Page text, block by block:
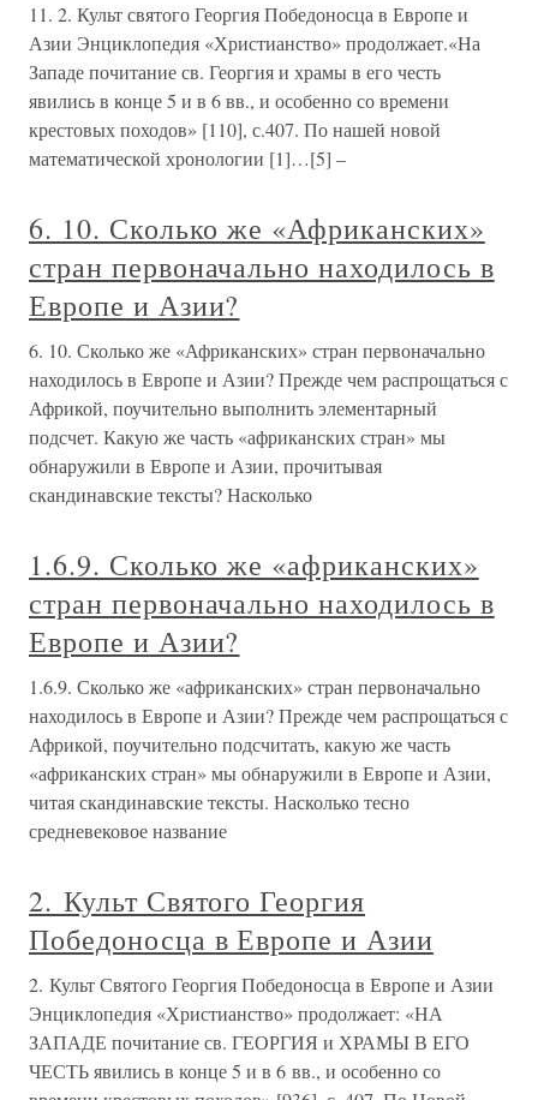
11. 2. Культ святого Георгия Победоносца в Европе и
Азии Энциклопедия «Христианство» продолжает.«На
Западе почитание св. Георгия и храмы в его честь
явились в конце 5 и в 6 вв., и особенно со времени
крестовых походов» [110], с.407. По нашей новой
математической хронологии [1]…[5] –
6. 10. Сколько же «Африканских»
стран первоначально находилось в
Европе и Азии?
6. 10. Сколько же «Африканских» стран первоначально
находилось в Европе и Азии? Прежде чем распрощаться с
Африкой, поучительно выполнить элементарный
подсчет. Какую же часть «африканских стран» мы
обнаружили в Европе и Азии, прочитывая
скандинавские тексты? Насколько
1.6.9. Сколько же «африканских»
стран первоначально находилось в
Европе и Азии?
1.6.9. Сколько же «африканских» стран первоначально
находилось в Европе и Азии? Прежде чем распрощаться с
Африкой, поучительно подсчитать, какую же часть
«африканских стран» мы обнаружили в Европе и Азии,
читая скандинавские тексты. Насколько тесно
средневековое название
2. Культ Святого Георгия
Победоносца в Европе и Азии
2. Культ Святого Георгия Победоносца в Европе и Азии
Энциклопедия «Христианство» продолжает: «НА
ЗАПАДЕ почитание св. ГЕОРГИЯ и ХРАМЫ В ЕГО
ЧЕСТЬ явились в конце 5 и в 6 вв., и особенно со